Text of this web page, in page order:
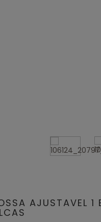
AJUSTAVEL 1